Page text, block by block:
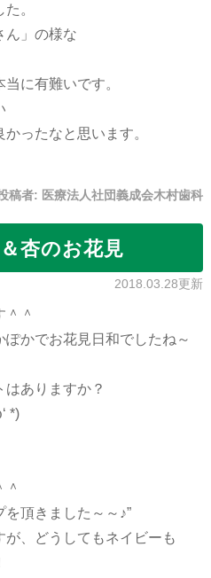
。
ん」の様な
に有難いです。
ったなと思います。
稿者: 医療法人社団義成会木村歯科
杏のお花見
2018.03.28更新
＾
かでお花見日和でしたね～
ありますか？
*)
頂きました～～♪”
、どうしてもネイビーも